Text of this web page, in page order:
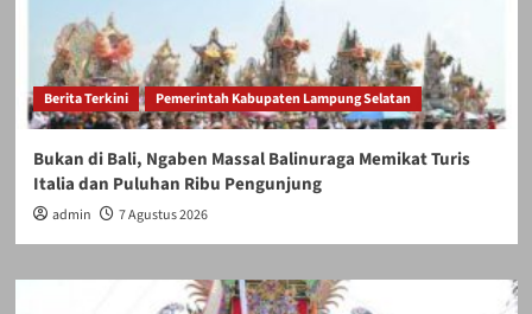
Berita Terkini Pemerintah Kabupaten Lampung Selatan
Bukan di Bali, Ngaben Massal Balinuraga Memikat Turis
Italia dan Puluhan Ribu Pengunjung
admin 7 Agustus 2026